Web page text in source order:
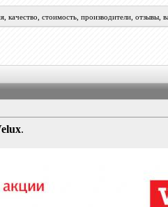
стоимость, производители, отзывы,
.